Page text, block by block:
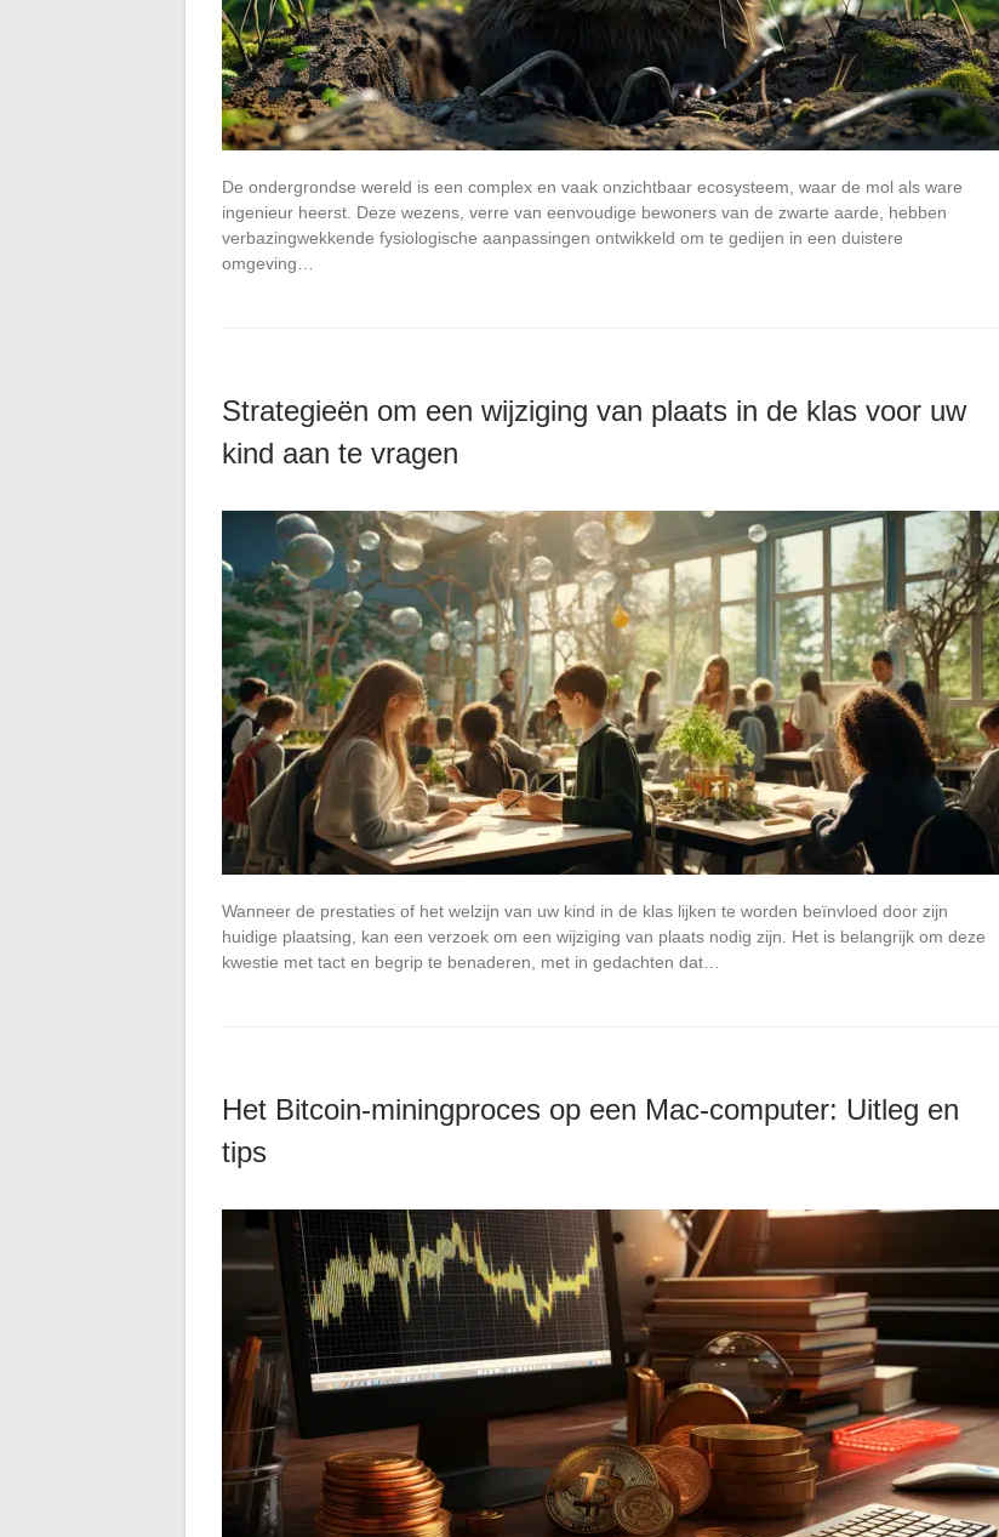
De ondergrondse wereld is een complex en vaak onzichtbaar ecosysteem, waar de mol als ware
ingenieur heerst. Deze wezens, verre van eenvoudige bewoners van de zwarte aarde, hebben
verbazingwekkende fysiologische aanpassingen ontwikkeld om te gedijen in een duistere
omgeving…
Strategieën om een wijziging van plaats in de klas voor uw
kind aan te vragen
Wanneer de prestaties of het welzijn van uw kind in de klas lijken te worden beïnvloed door zijn
huidige plaatsing, kan een verzoek om een wijziging van plaats nodig zijn. Het is belangrijk om deze
kwestie met tact en begrip te benaderen, met in gedachten dat…
Het Bitcoin-miningproces op een Mac-computer: Uitleg en
tips